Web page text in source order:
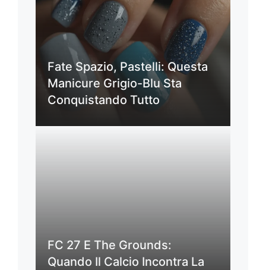
Fate Spazio, Pastelli: Questa
Manicure Grigio-Blu Sta
Conquistando Tutto
FC 27 E The Grounds:
Quando Il Calcio Incontra La